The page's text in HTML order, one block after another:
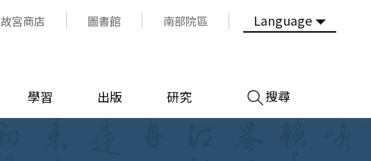
故宮商店 圖書館 南部院區 Language
學習 出版 研究 搜尋